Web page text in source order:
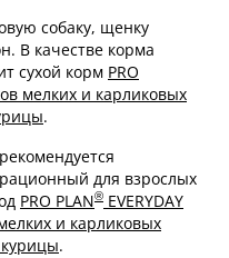
собаку, щенку
В качестве корма
сухой корм PRO
мелких и карликовых
.
для взрослых
PRO PLAN® EVERYDAY
и карликовых
.